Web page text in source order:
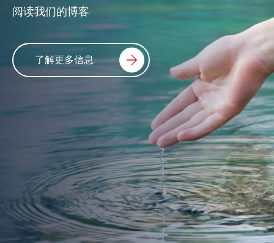
阅读我们的博客
了解更多信息